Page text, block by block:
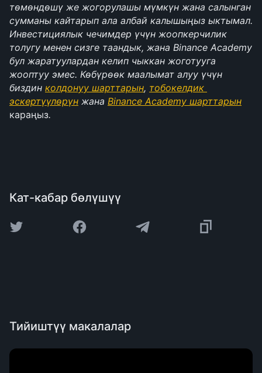
төмөндөшү же жогорулашы мүмкүн жана салынган
сумманы кайтарып ала албай калышыңыз ыктымал.
Инвестициялык чечимдер үчүн жоопкерчилик
толугу менен сизге таандык, жана Binance Academy
бул жаратуулардан келип чыккан жоготууга
жооптуу эмес. Көбүрөөк маалымат алуу үчүн
биздин колдонуу шарттарын, тобокелдик
эскертүүлөрүн жана Binance Academy шарттарын
караңыз.
Кат-кабар бөлүшүү
Тийиштүү макалалар